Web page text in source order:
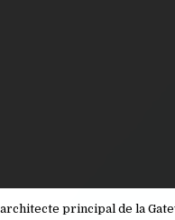
principal de la